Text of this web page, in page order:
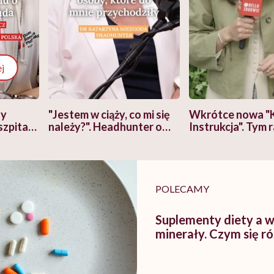
"Jestem w ciąży, co mi się
należy?". Headhunter o
pracy
Wkrótce nowa
Instrukcja". Tym
POLECAMY
Suplementy diety a
minerały. Czym się